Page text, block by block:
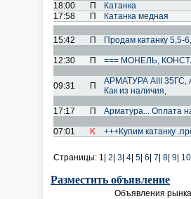
18:00 П
Катанка
17:58
П Катанка медная
15:42 П Продам катанку 5,5-
12:30 П === МОНЕЛЬ,
09:31 П
АРМАТУРА АIII 35ГС,
Как из наличия,
17:17 П Арматура... Оплата
07:01 K +++Купим катанку
Страницы: 1| 2 3 4 5 6 7 8 9 10
Разместить объявление
Объявления